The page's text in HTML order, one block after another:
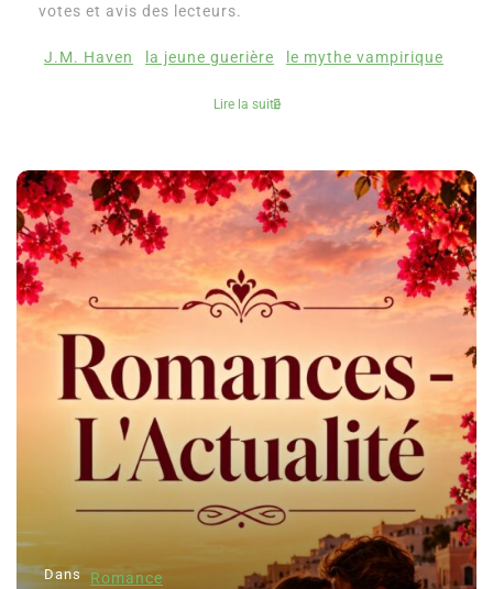
votes et avis des lecteurs.
J.M. Haven la jeune guerière le mythe vampirique
Lire la suite
Dans Romance